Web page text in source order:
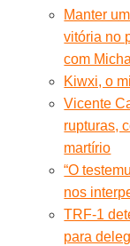
Manter
vitória no
com
Kiwxi, o
Vicente
rupturas,
martírio
“O
nos
TRF-1
para